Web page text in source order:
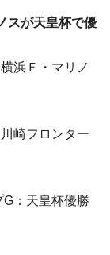
スが天皇杯で優
浜Ｆ・マリノ
崎フロンター
：天皇杯優勝